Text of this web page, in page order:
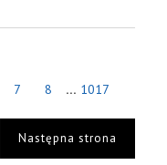
7 8 ... 1017
Następna strona